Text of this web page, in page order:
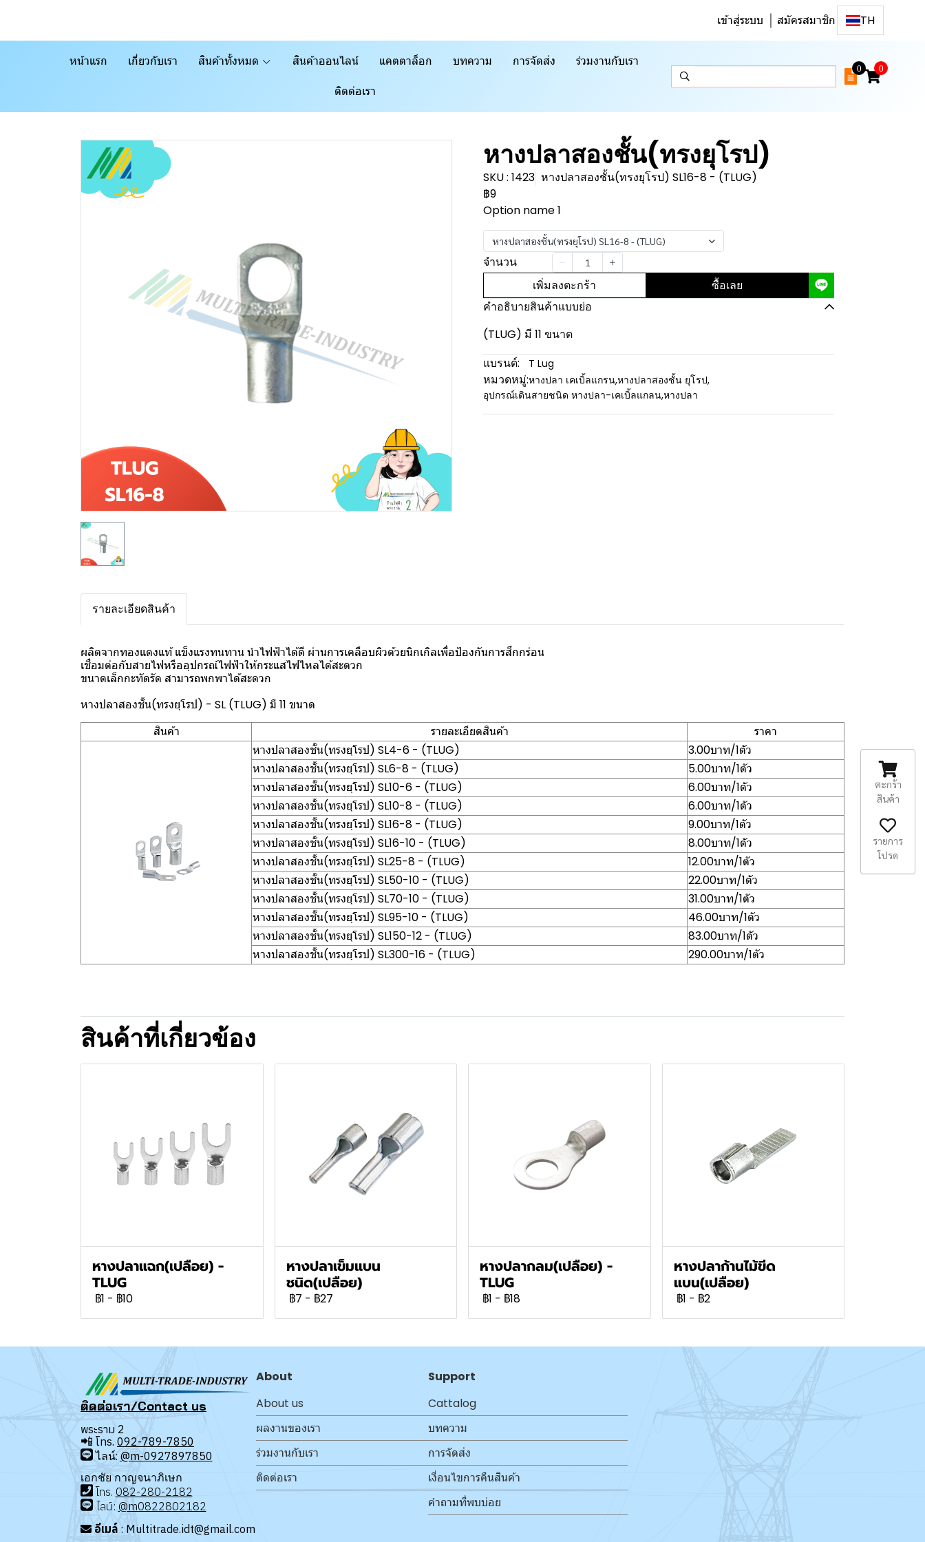
เข้าสู่ระบบ สมัครสมาชิก TH
หน้าแรก เกี่ยวกับเรา สินค้าทั้งหมด สินค้าออนไลน์ แคตตาล็อก บทความ การจัดส่ง ร่วมงานกับเรา
ติดต่อเรา
0 0
หางปลาสองชั้น(ทรงยุโรป)
SKU : 1423 หางปลาสองชั้น(ทรงยุโรป) SL16-8 - (TLUG)
฿9
Option name 1
หางปลาสองชั้น(ทรงยุโรป) SL16-8 - (TLUG)
จำนวน
เพิ่มลงตะกร้า ซื้อเลย
คำอธิบายสินค้าแบบย่อ
(TLUG) มี 11 ขนาด
แบรนด์:
T Lug
หมวดหมู่:หางปลา เคเบิ้ลแกรน,หางปลาสองชั้น ยุโรป,
อุปกรณ์เดินสายชนิด หางปลา-เคเบิ้ลแกลน,หางปลา
รายละเอียดสินค้า
ผลิตจากทองแดงแท้ แข็งแรงทนทาน นำไฟฟ้าได้ดี ผ่านการเคลือบผิวด้วยนิกเกิลเพื่อป้องกันการสึกกร่อน
เชื่อมต่อกับสายไฟหรืออุปกรณ์ไฟฟ้าให้กระแสไฟไหลได้สะดวก
ขนาดเล็กกะทัดรัด สามารถพกพาได้สะดวก
หางปลาสองชั้น(ทรงยุโรป) - SL (TLUG) มี 11 ขนาด
สินค้า
รายละเอียดสินค้า
ราคา
หางปลาสองชั้น(ทรงยุโรป) SL4-6 - (TLUG)
3.00บาท/1ตัว
หางปลาสองชั้น(ทรงยุโรป) SL6-8 - (TLUG)
5.00บาท/1ตัว
หางปลาสองชั้น(ทรงยุโรป) SL10-6 - (TLUG)
6.00บาท/1ตัว
หางปลาสองชั้น(ทรงยุโรป) SL10-8 - (TLUG)
6.00บาท/1ตัว
หางปลาสองชั้น(ทรงยุโรป) SL16-8 - (TLUG)
9.00บาท/1ตัว
หางปลาสองชั้น(ทรงยุโรป) SL16-10 - (TLUG)
8.00บาท/1ตัว
หางปลาสองชั้น(ทรงยุโรป) SL25-8 - (TLUG)
12.00บาท/1ตัว
หางปลาสองชั้น(ทรงยุโรป) SL50-10 - (TLUG)
22.00บาท/1ตัว
หางปลาสองชั้น(ทรงยุโรป) SL70-10 - (TLUG)
31.00บาท/1ตัว
หางปลาสองชั้น(ทรงยุโรป) SL95-10 - (TLUG)
46.00บาท/1ตัว
หางปลาสองชั้น(ทรงยุโรป) SL150-12 - (TLUG)
83.00บาท/1ตัว
หางปลาสองชั้น(ทรงยุโรป) SL300-16 - (TLUG)
290.00บาท/1ตัว
สินค้าที่เกี่ยวข้อง
หางปลาแฉก(เปลือย) -
TLUG
฿1 - ฿10
หางปลาเข็มแบน
ชนิด(เปลือย)
฿7 - ฿27
หางปลากลม(เปลือย) -
TLUG
฿1 - ฿18
หางปลาก้านไม้ขีด
แบน(เปลือย)
฿1 - ฿2
ติดต่อเรา/Contact us
พระราม 2
📲 โทร. 092-789-7850
ไลน์: @m-0927897850
เอกชัย กาญจนาภิเษก
โทร. 082-280-2182
ไลน์: @m0822802182
อีเมล์ : Multitrade.idt@gmail.com
About
About us
ผลงานของเรา
ร่วมงานกับเรา
ติดต่อเรา
Support
Cattalog
บทความ
การจัดส่ง
เงื่อนไขการคืนสินค้า
คำถามที่พบบ่อย
ตะกร้า
สินค้า
รายการ
โปรด